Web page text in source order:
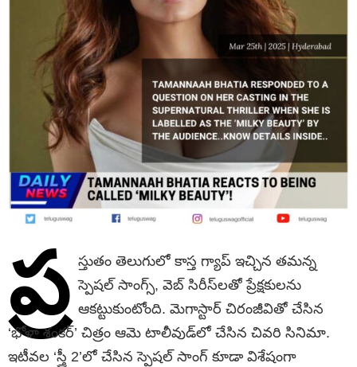
ప్ర స్తుతం తెలుగులో కాస్త గ్యాప్ ఇచ్చిన తమన్న
స్పెషల్‌ సాంగ్స్, వెబ్‌ సిరీస్‌లతో ప్రేక్షకులను
ఆకట్టుకుంటోంది. మెగాస్టార్‌ చిరంజీవితో చేసిన
‘భోళా శంకర్’ చిత్రం ఆమె టాలీవుడ్‌లో చేసిన చివరి సినిమా.
ఇటీవల ‘స్త్రీ 2’లో చేసిన స్పెషల్ సాంగ్ కూడా విశేషంగా